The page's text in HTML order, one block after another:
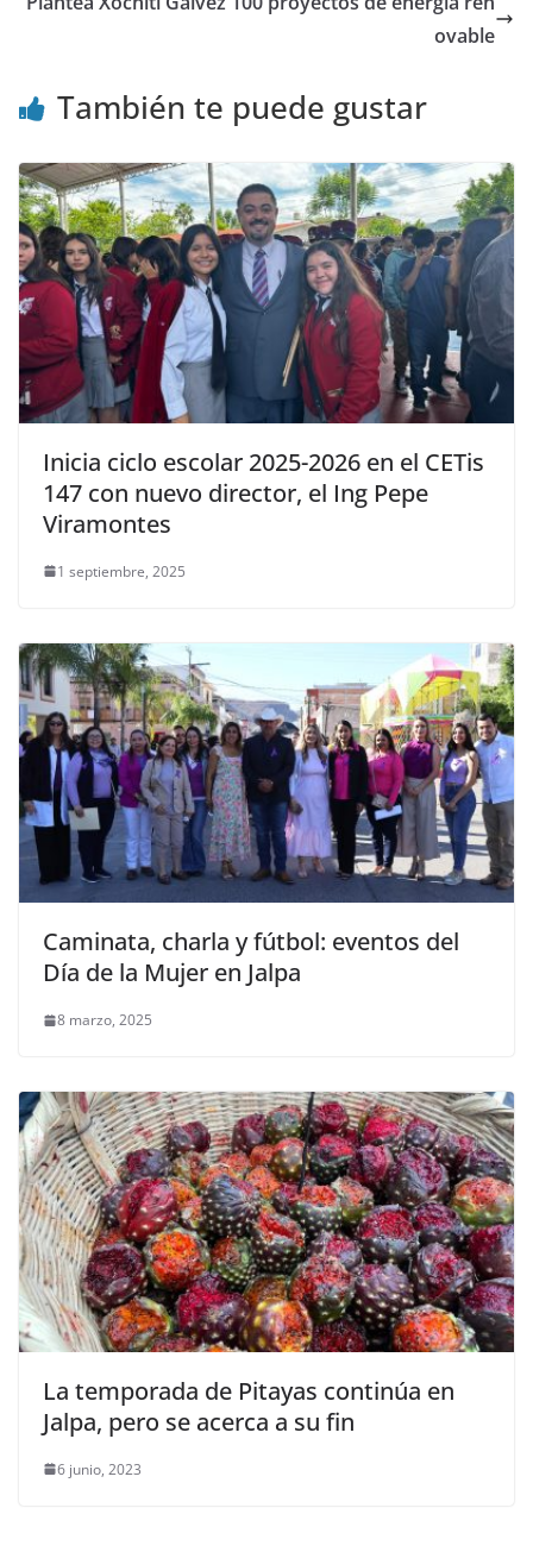
ovable
También te puede gustar
Inicia ciclo escolar 2025-2026 en el CETis
147 con nuevo director, el Ing Pepe
Viramontes
1 septiembre, 2025
Caminata, charla y fútbol: eventos del
Día de la Mujer en Jalpa
8 marzo, 2025
La temporada de Pitayas continúa en
Jalpa, pero se acerca a su fin
6 junio, 2023